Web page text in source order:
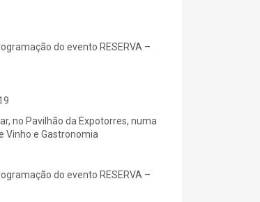
do evento RESERVA –
no Pavilhão da Expotorres, numa
Vinho e Gastronomia
do evento RESERVA –